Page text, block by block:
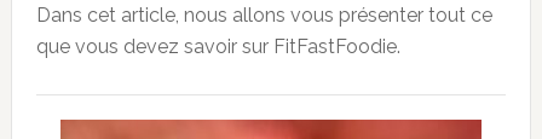
Dans cet article, nous allons vous présenter tout ce
que vous devez savoir sur FitFastFoodie.